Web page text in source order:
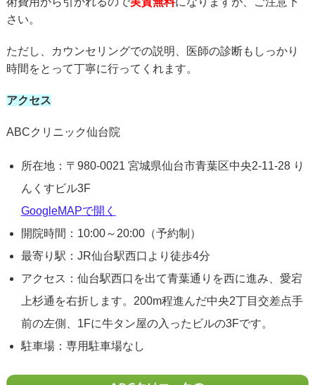
さい。
ただし、カウンセリングでの説明、医師の診断もしっかり
時間をとって丁寧に行ってくれます。
アクセス
ABCクリニック仙台院
所在地：〒980-0021 宮城県仙台市青葉区中央2-11-28 り
んくすビル3F
GoogleMAPで開く
開院時間：10:00～20:00（予約制）
最寄り駅：JR仙台駅西口より徒歩4分
アクセス：仙台駅西口を出て青葉通りを西に進み、愛宕
上杉通を右折します。200m程進んだ中央2丁目交差点手
前の左側、1Fに牛タン屋の入ったビルの3Fです。
駐車場：専用駐車場なし